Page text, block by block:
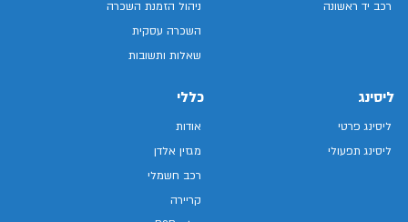
רכב יד ראשונה
ניהול הזמנת השכרה
השכרה עסקית
שאלות ותשובות
ליסינג
ליסינג פרטי
ליסינג תפעולי
כללי
אודות
מגזין אלדן
רכב חשמלי
קריירה